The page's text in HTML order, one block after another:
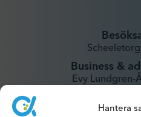
Hantera
Business &
Evy Lundgren-